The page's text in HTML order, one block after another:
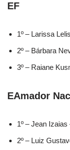
EF
1º – Larissa
2º – Bárbara
3º – Raiane
EAmador
1º – Jean
2º – Luiz